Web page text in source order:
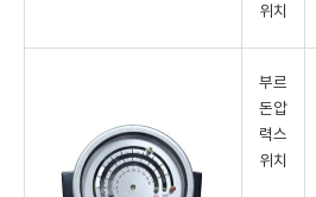
위치
부르
돈압
력스
위치